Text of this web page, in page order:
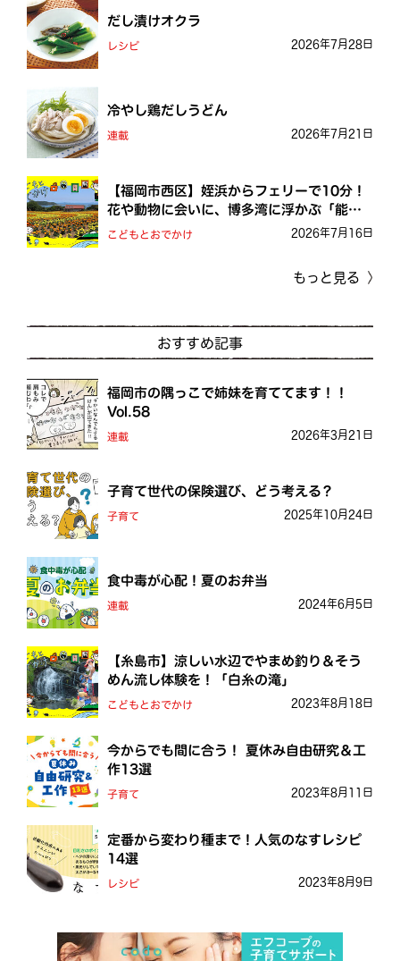
だし漬けオクラ
レシピ 2026年7月28日
冷やし鶏だしうどん
連載 2026年7月21日
【福岡市西区】姪浜からフェリーで10分！
花や動物に会いに、博多湾に浮かぶ「能古
島」へ
こどもとおでかけ 2026年7月16日
もっと見る
おすすめ記事
福岡市の隅っこで姉妹を育ててます！！
Vol.58
連載 2026年3月21日
子育て世代の保険選び、どう考える？
子育て 2025年10月24日
食中毒が心配！夏のお弁当
連載 2024年6月5日
【糸島市】涼しい水辺でやまめ釣り＆そう
めん流し体験を！「白糸の滝」
こどもとおでかけ 2023年8月18日
今からでも間に合う！ 夏休み自由研究＆工
作13選
子育て 2023年8月11日
定番から変わり種まで！人気のなすレシピ
14選
レシピ 2023年8月9日